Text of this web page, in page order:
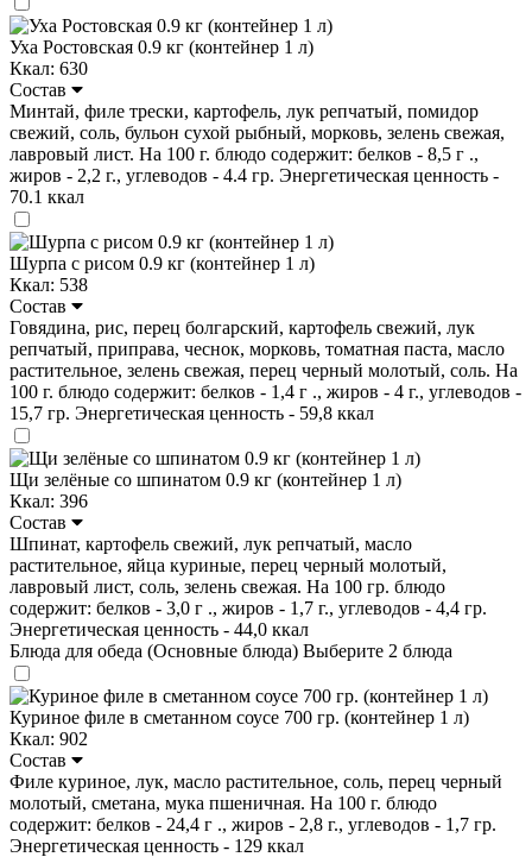
Уха Ростовская 0.9 кг (контейнер 1 л)
Ккал: 630
Состав
Минтай, филе трески, картофель, лук репчатый, помидор
свежий, соль, бульон сухой рыбный, морковь, зелень свежая,
лавровый лист. На 100 г. блюдо содержит: белков - 8,5 г .,
жиров - 2,2 г., углеводов - 4.4 гр. Энергетическая ценность -
70.1 ккал
Шурпа с рисом 0.9 кг (контейнер 1 л)
Ккал: 538
Состав
Говядина, рис, перец болгарский, картофель свежий, лук
репчатый, приправа, чеснок, морковь, томатная паста, масло
растительное, зелень свежая, перец черный молотый, соль. На
100 г. блюдо содержит: белков - 1,4 г ., жиров - 4 г., углеводов -
15,7 гр. Энергетическая ценность - 59,8 ккал
Щи зелёные со шпинатом 0.9 кг (контейнер 1 л)
Ккал: 396
Состав
Шпинат, картофель свежий, лук репчатый, масло
растительное, яйца куриные, перец черный молотый,
лавровый лист, соль, зелень свежая. На 100 гр. блюдо
содержит: белков - 3,0 г ., жиров - 1,7 г., углеводов - 4,4 гр.
Энергетическая ценность - 44,0 ккал
Блюда для обеда (Основные блюда) Выберите 2 блюда
Куриное филе в сметанном соусе 700 гр. (контейнер 1 л)
Ккал: 902
Состав
Филе куриное, лук, масло растительное, соль, перец черный
молотый, сметана, мука пшеничная. На 100 г. блюдо
содержит: белков - 24,4 г ., жиров - 2,8 г., углеводов - 1,7 гр.
Энергетическая ценность - 129 ккал